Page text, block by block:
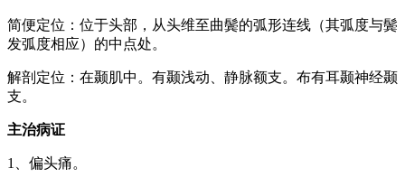
简便定位：位于头部，从头维至曲鬓的弧形连线（其弧度与鬓
发弧度相应）的中点处。
解剖定位：在颞肌中。有颞浅动、静脉额支。布有耳颞神经颞
支。
主治病证
1、偏头痛。